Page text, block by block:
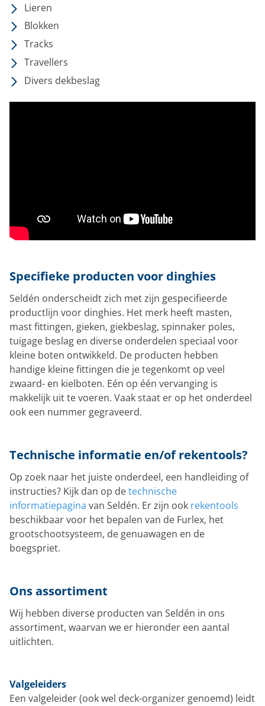
Lieren
Blokken
Tracks
Travellers
Divers dekbeslag
Specifieke producten voor dinghies
Seldén onderscheidt zich met zijn gespecifieerde
productlijn voor dinghies. Het merk heeft masten,
mast fittingen, gieken, giekbeslag, spinnaker poles,
tuigage beslag en diverse onderdelen speciaal voor
kleine boten ontwikkeld. De producten hebben
handige kleine fittingen die je tegenkomt op veel
zwaard- en kielboten. Eén op één vervanging is
makkelijk uit te voeren. Vaak staat er op het onderdeel
ook een nummer gegraveerd.
Technische informatie en/of rekentools?
Op zoek naar het juiste onderdeel, een handleiding of
instructies? Kijk dan op detechnische
informatiepagina van Seldén. Er zijn ook rekentools
beschikbaar voor het bepalen van de Furlex, het
grootschootsysteem, de genuawagen en de
boegspriet.
Ons assortiment
Wij hebben diverse producten van Seldén in ons
assortiment, waarvan we er hieronder een aantal
uitlichten.
Valgeleiders
Een valgeleider (ook wel deck-organizer genoemd) leidt